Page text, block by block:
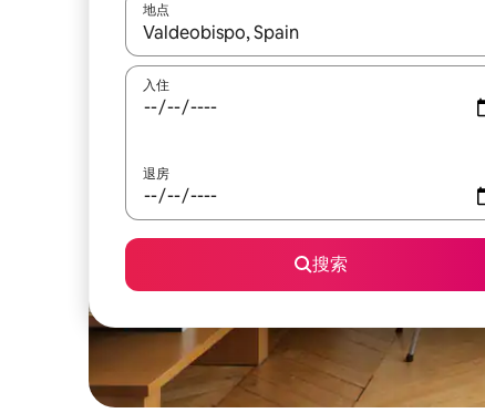
地点
如有搜索结果，请使用上下方向键查看，或通过点
入住
退房
搜索